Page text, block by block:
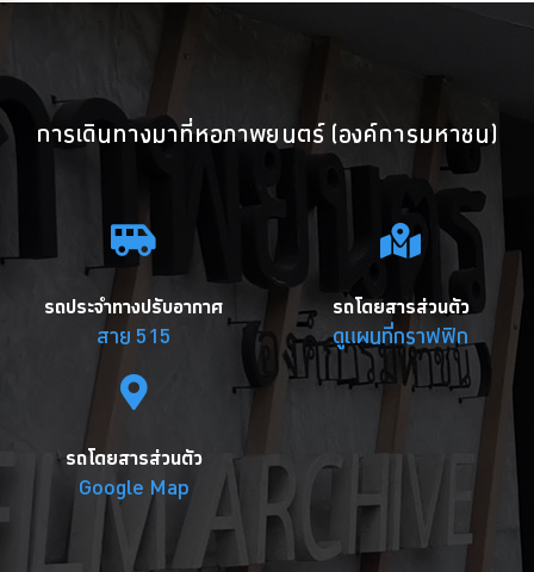
การเดินทางมาที่หอภาพยนตร์ (องค์การมหาชน)
รถประจำทางปรับอากาศ
สาย 515
รถโดยสารส่วนตัว
ดูแผนที่กราฟฟิก
รถโดยสารส่วนตัว
Google Map